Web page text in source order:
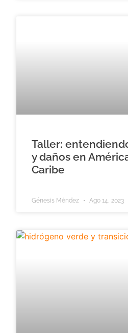
Taller:
y daños en
Caribe
Génesis Méndez Ago 14, 2023